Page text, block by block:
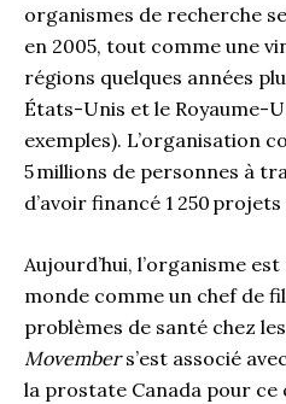
organismes de recherche
en 2005, tout comme une
régions quelques années
États-Unis et le Royaume-
exemples). L’organisation
5 millions de personnes à
d’avoir financé 1 250
Aujourd’hui, l’organisme
monde comme un chef de
problèmes de santé chez
Movember s’est associé
la prostate Canada pour ce